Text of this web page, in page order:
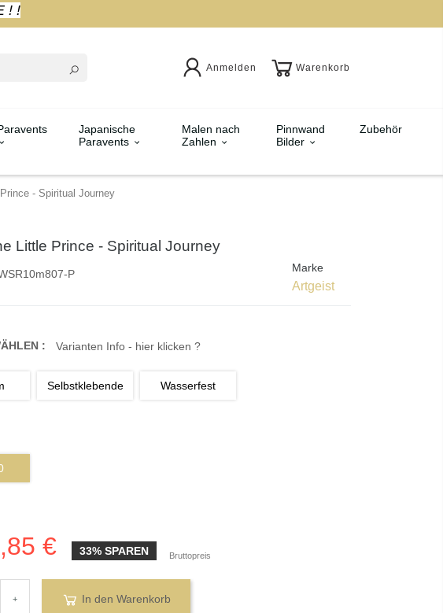
! !
Anmelden Warenkorb
Japanische
Paravents
Malen nach
Zahlen
Pinnwand
Bilder
Zubehör
- Spiritual Journey
Little Prince - Spiritual Journey
P Marke
Artgeist
: Varianten Info - hier klicken ?
Selbstklebende Wasserfest
€ 33% SPAREN Bruttopreis
+ In den Warenkorb